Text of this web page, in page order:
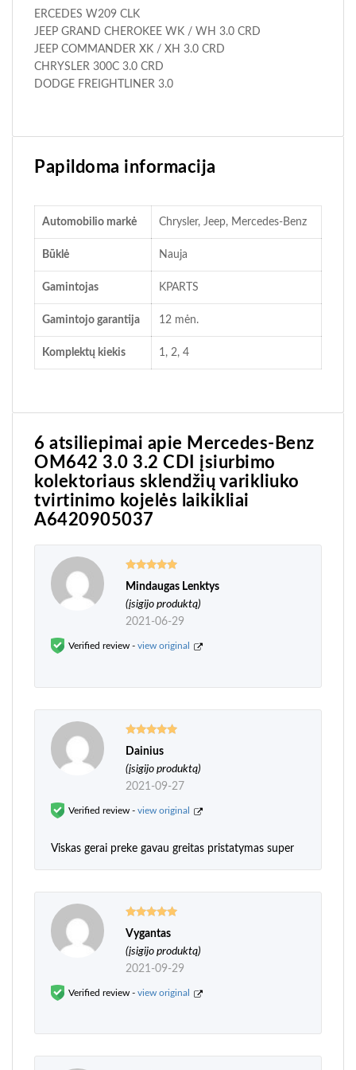
ERCEDES W209 CLK
JEEP GRAND CHEROKEE WK / WH 3.0 CRD
JEEP COMMANDER XK / XH 3.0 CRD
CHRYSLER 300C 3.0 CRD
DODGE FREIGHTLINER 3.0
Papildoma informacija
Automobilio markė Chrysler, Jeep, Mercedes-Benz
Būklė Nauja
Gamintojas KPARTS
Gamintojo garantija 12 mėn.
Komplektų kiekis 1, 2, 4
6 atsiliepimai apie Mercedes-Benz
OM642 3.0 3.2 CDI įsiurbimo
kolektoriaus sklendžių varikliuko
tvirtinimo kojelės laikikliai
A6420905037
Įvertinimas:
5iš 5
Mindaugas Lenktys
(įsigijo produktą)
2021-06-29
Verified review - view original
Įvertinimas:
5iš 5
Dainius
(įsigijo produktą)
2021-09-27
Verified review - view original
Viskas gerai preke gavau greitas pristatymas super
Įvertinimas:
5iš 5
Vygantas
(įsigijo produktą)
2021-09-29
Verified review - view original